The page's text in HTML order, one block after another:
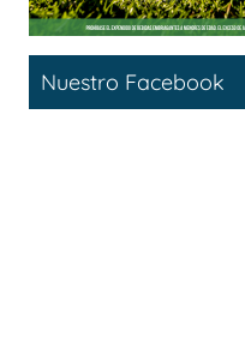
Nuestro Facebook